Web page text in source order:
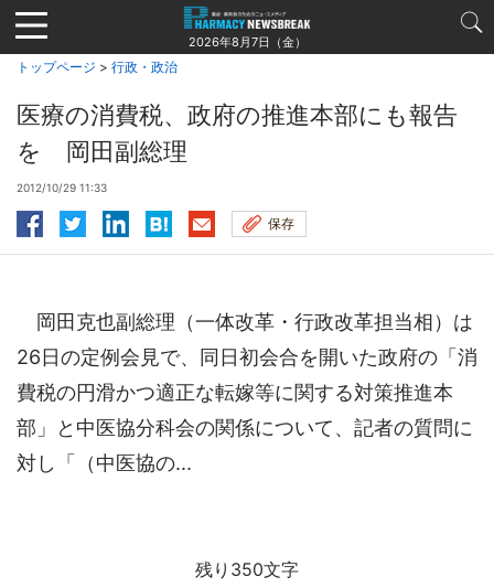
Jump
to
navigation
2026年8月7日（金）
トップページ > 行政・政治
医療の消費税、政府の推進本部にも報告
を 岡田副総理
2012/10/29 11:33
保存
岡田克也副総理（一体改革・行政改革担当相）は
26日の定例会見で、同日初会合を開いた政府の「消
費税の円滑かつ適正な転嫁等に関する対策推進本
部」と中医協分科会の関係について、記者の質問に
対し「（中医協の...
残り350文字